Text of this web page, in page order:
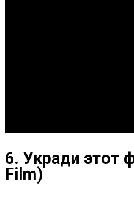
6. Укради этот
Film)